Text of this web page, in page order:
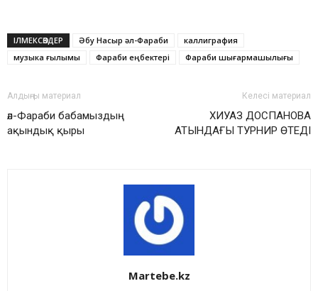
ІЛМЕКСӨЗДЕР Әбу Насыр әл-Фараби
каллиграфия
музыка ғылымы
Фараби еңбектері Фараби шығармашылығы
Алдыңғы материал
әл-Фараби бабамыздың
ақындық қыры
Келесі материал
ХИУАЗ ДОСПАНОВА
АТЫНДАҒЫ ТУРНИР ӨТЕДІ
Martebe.kz